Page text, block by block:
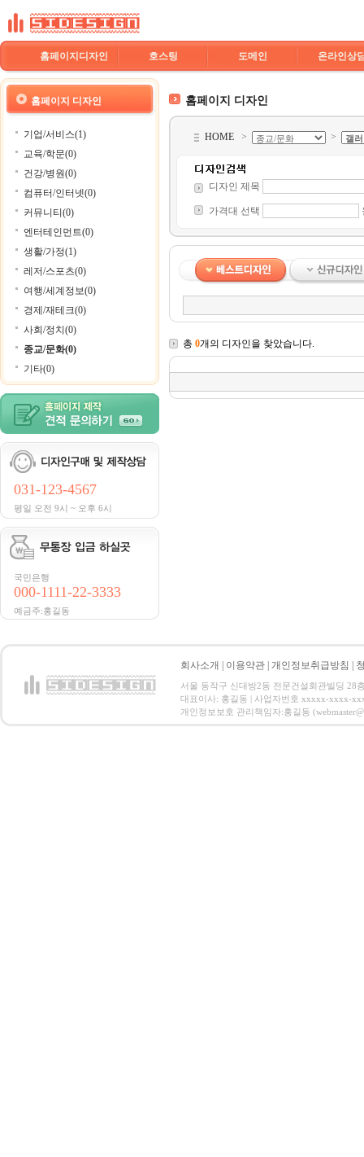
홈페이지디자인 호스팅 도메인 온라인상
홈페이지 디자인
기업/서비스(1)
교육/학문(0)
건강/병원(0)
컴퓨터/인터넷(0)
커뮤니티(0)
엔터테인먼트(0)
생활/가정(1)
레저/스포츠(0)
여행/세계정보(0)
경제/재테크(0)
사회/정치(0)
종교/문화(0)
기타(0)
031-123-4567
평일 오전 9시 ~ 오후 6시
국민은행
000-1111-22-3333
예금주:홍길동
홈페이지 디자인
HOME > >
디자인 제목
가격대 선택
총 0개의 디자인을 찾았습니다.
회사소개 이용약관 개인정보취급방침
서울 동작구 신대방2동 전문건설회관빌딩 28
대표이사: 홍길동 | 사업자번호 xxxxx-xxxx-
개인정보보호 관리책임자:홍길동